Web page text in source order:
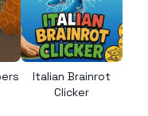
Italian Brainrot
Clicker